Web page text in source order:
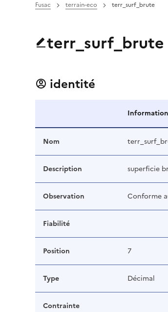
Fusac terrain-eco terr_surf_brute
terr_surf_brute
identité
Nom
Description superficie
Observation Conforme
Fiabilité
Position 7
Type Décimal
Contrainte